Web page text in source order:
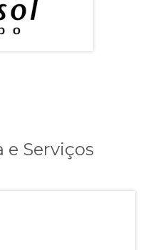
e Serviços